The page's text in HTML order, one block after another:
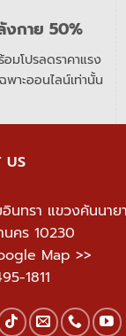
กาย 50%
มโปรลดราคาแรง
าะออนไลน์เท่านั้น
US
นทรา แขวงคันนาย
นคร 10230
Map >>
1811